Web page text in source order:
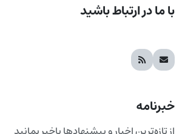
با ما در ارتباط باشید
خبرنامه